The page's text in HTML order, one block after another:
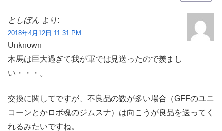
としぽん より:
2018年4月12日 11:31 PM
Unknown
木馬は巨大過ぎて我が軍では見送ったので羨まし
い・・・。
交換に関してですが、不良品の数が多い場合（GFFのユニ
コーンとかロボ魂のジムスナ）は向こうが良品を送ってく
れるみたいですね。